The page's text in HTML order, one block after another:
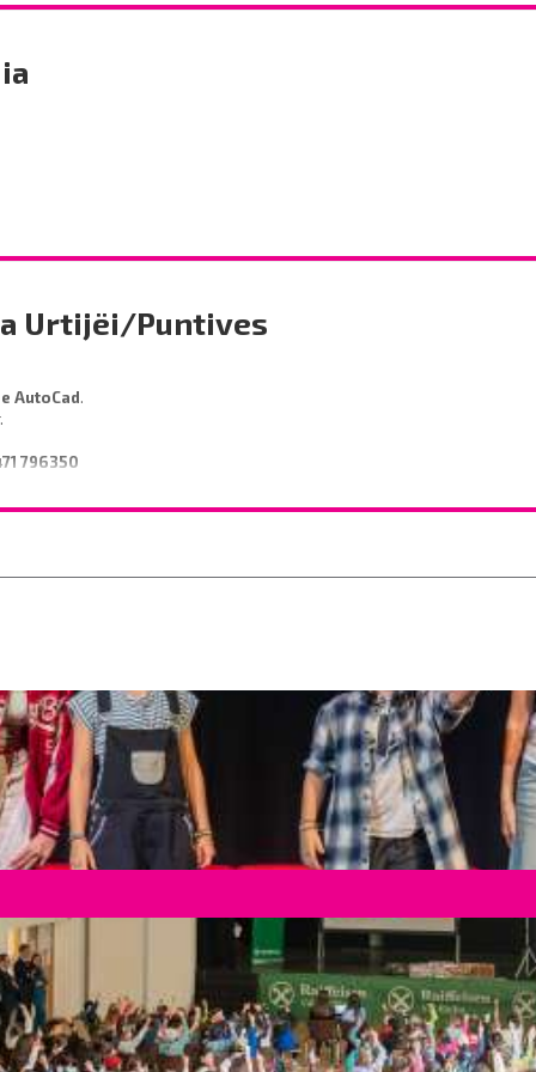
a Urtijëi/Puntives
AutoCad.
796350